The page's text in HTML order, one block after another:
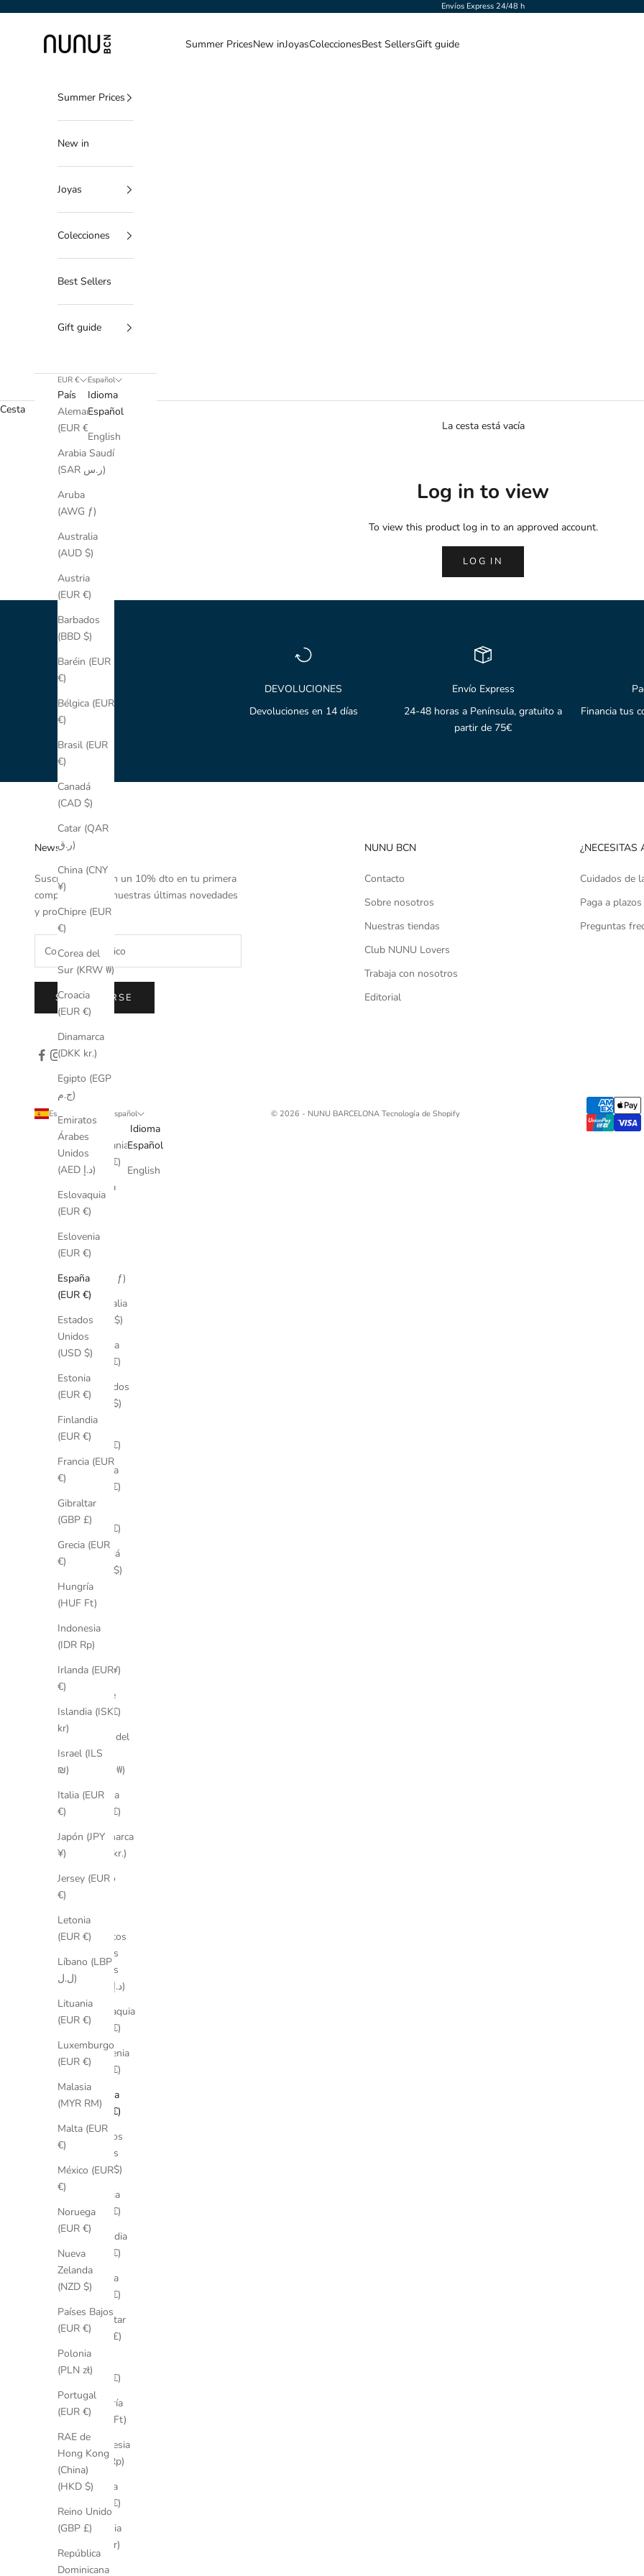
Envíos Express 24/48 h
NUNU BARCELONA
Summer PricesNew inJoyasColeccionesBest SellersGift guide
Summer Prices
New in
Joyas
Colecciones
Best Sellers
Gift guide
EUR €
País
Alemania
(EUR €)
Arabia Saudí
(SAR ر.س)
Aruba
(AWG ƒ)
Australia
(AUD $)
Austria
(EUR €)
Barbados
(BBD $)
Baréin (EUR
€)
Bélgica (EUR
€)
Brasil (EUR
€)
Canadá
(CAD $)
Catar (QAR
ر.ق)
China (CNY
¥)
Chipre (EUR
€)
Corea del
Sur (KRW ₩)
Croacia
(EUR €)
Dinamarca
(DKK kr.)
Egipto (EGP
ج.م)
Emiratos
Árabes
Unidos
(AED د.إ)
Eslovaquia
(EUR €)
Eslovenia
(EUR €)
España
(EUR €)
Estados
Unidos
(USD $)
Estonia
(EUR €)
Finlandia
(EUR €)
Francia (EUR
€)
Gibraltar
(GBP £)
Grecia (EUR
€)
Hungría
(HUF Ft)
Indonesia
(IDR Rp)
Irlanda (EUR
€)
Islandia (ISK
kr)
Israel (ILS
₪)
Italia (EUR
€)
Japón (JPY
¥)
Jersey (EUR
€)
Letonia
(EUR €)
Líbano (LBP
ل.ل)
Lituania
(EUR €)
Luxemburgo
(EUR €)
Malasia
(MYR RM)
Malta (EUR
€)
México (EUR
€)
Noruega
(EUR €)
Nueva
Zelanda
(NZD $)
Países Bajos
(EUR €)
Polonia
(PLN zł)
Portugal
(EUR €)
RAE de
Hong Kong
(China)
(HKD $)
Reino Unido
(GBP £)
República
Dominicana
Español
Idioma
Español
English
Cesta
La cesta está vacía
Log in to view
To view this product log in to an approved account.
LOG IN
DEVOLUCIONES
Devoluciones en 14 días
Envío Express
24-48 horas a Península, gratuito a
partir de 75€
Financia tus
Newsletter
Suscríbete y obtén un 10% dto en tu primera
compra y conoce nuestras últimas novedades
y promociones.
SUSCRIBIRSE
NUNU BCN
Contacto
Sobre nosotros
Nuestras tiendas
Club NUNU Lovers
Trabaja con nosotros
Editorial
¿NECESITAS
Cuidados de
Paga a plazos
Preguntas
España (EUR €)
Alemania
(EUR €)
Arabia
Saudí
(SAR
Aruba
(AWG ƒ)
Australia
(AUD $)
Austria
(EUR €)
Barbados
(BBD $)
(EUR €)
Bélgica
(EUR €)
(EUR €)
Canadá
(CAD $)
(QAR
China
(CNY ¥)
Chipre
(EUR €)
Corea del
Sur
(KRW ₩)
Croacia
(EUR €)
Dinamarca
(DKK kr.)
Egipto
Emiratos
Árabes
Unidos
(AED د.إ)
Eslovaquia
(EUR €)
Eslovenia
(EUR €)
España
(EUR €)
Estados
Unidos
(USD $)
Estonia
(EUR €)
Finlandia
(EUR €)
Francia
(EUR €)
Gibraltar
(GBP £)
Grecia
(EUR €)
Hungría
(HUF Ft)
Indonesia
(IDR Rp)
Irlanda
(EUR €)
Islandia
(ISK kr)
Israel
Español
Idioma
Español
English
© 2026 - NUNU BARCELONA Tecnología de Shopify